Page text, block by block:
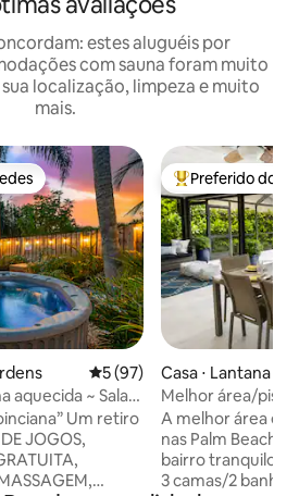
estes aluguéis por
com sauna foram muito
localização, limpeza e muito
mais.
dos hóspedes
5 de uma avaliação média
5 (97)
aquecida ~ Sala
pessoasUm retiro
Entre os
Preferido dos
Casa ⋅ Lantana
Melhor área/
spa/sauna/perto
A melhor área e
nas Palm
bairro tranquilo e
3 camas/2